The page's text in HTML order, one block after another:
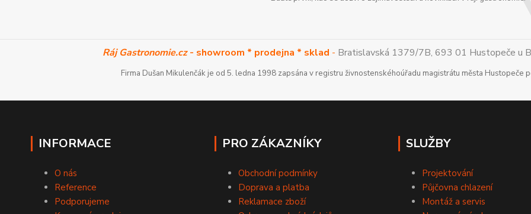
Ráj Gastronomie.cz- showroom * prodejna * sklad - Bratislavská 1379/7B, 693 01 Hustopeče u
Firma Dušan Mikulenčák je od 5. ledna 1998 zapsána v registru živnostenskéhoúřadu magistrátu města
INFORMACE
O nás
Reference
Podporujeme
PRO ZÁKAZNÍKY
Obchodní podmínky
Doprava a platba
Reklamace zboží
SLUŽBY
Projektování
Půjčovna chlazení
Montáž a servis